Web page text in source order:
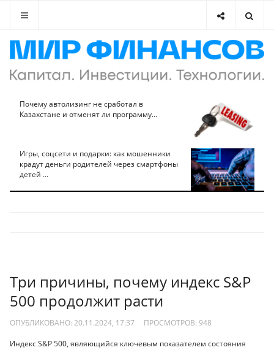
Почему автолизинг не сработал в
Казахстане и отменят ли программу...
Игры, соцсети и подарки: как мошенники
крадут деньги родителей через смартфоны
детей ...
Три причины, почему индекс S&P
500 продолжит расти
ОПУБЛИКОВАНО: 20.11.2024, 17:37 ПРОСМОТРОВ: 948
Индекс S&P 500, являющийся ключевым показателем состояния